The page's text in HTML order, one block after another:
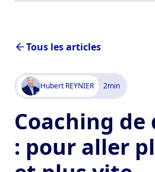
Tous les articles
Hubert REYNIER 2min
Coaching
: pour aller